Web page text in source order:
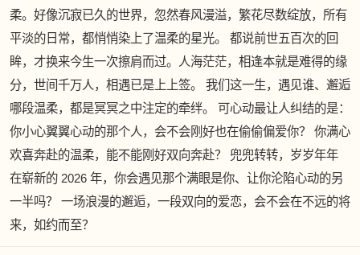
柔。好像沉寂已久的世界，忽然春风漫溢，繁花尽数绽放，所有
平淡的日常，都悄悄染上了温柔的星光。 都说前世五百次的回
眸，才换来今生一次擦肩而过。人海茫茫，相逢本就是难得的缘
分，世间千万人，相遇已是上上签。 我们这一生，遇见谁、邂逅
哪段温柔，都是冥冥之中注定的牵绊。 可心动最让人纠结的是：
你小心翼翼心动的那个人，会不会刚好也在偷偷偏爱你？ 你满心
欢喜奔赴的温柔，能不能刚好双向奔赴？ 兜兜转转，岁岁年年
在崭新的 2026 年，你会遇见那个满眼是你、让你沦陷心动的另
一半吗？ 一场浪漫的邂逅，一段双向的爱恋，会不会在不远的将
来，如约而至？